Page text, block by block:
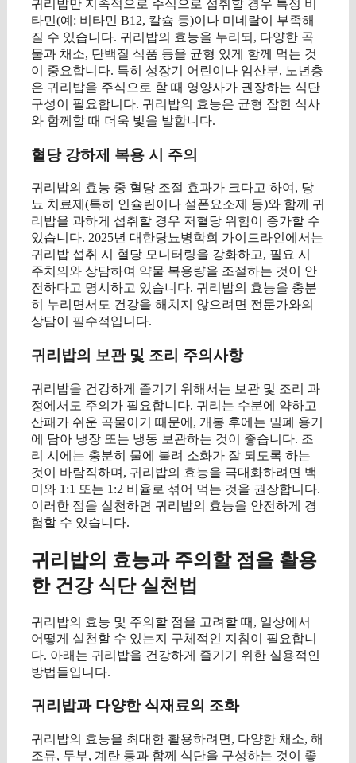
귀리밥만 지속적으로 주식으로 섭취할 경우 특정 비
타민(예: 비타민 B12, 칼슘 등)이나 미네랄이 부족해
질 수 있습니다. 귀리밥의 효능을 누리되, 다양한 곡
물과 채소, 단백질 식품 등을 균형 있게 함께 먹는 것
이 중요합니다. 특히 성장기 어린이나 임산부, 노년층
은 귀리밥을 주식으로 할 때 영양사가 권장하는 식단
구성이 필요합니다. 귀리밥의 효능은 균형 잡힌 식사
와 함께할 때 더욱 빛을 발합니다.
혈당 강하제 복용 시 주의
귀리밥의 효능 중 혈당 조절 효과가 크다고 하여, 당
뇨 치료제(특히 인슐린이나 설폰요소제 등)와 함께 귀
리밥을 과하게 섭취할 경우 저혈당 위험이 증가할 수
있습니다. 2025년 대한당뇨병학회 가이드라인에서는
귀리밥 섭취 시 혈당 모니터링을 강화하고, 필요 시
주치의와 상담하여 약물 복용량을 조절하는 것이 안
전하다고 명시하고 있습니다. 귀리밥의 효능을 충분
히 누리면서도 건강을 해치지 않으려면 전문가와의
상담이 필수적입니다.
귀리밥의 보관 및 조리 주의사항
귀리밥을 건강하게 즐기기 위해서는 보관 및 조리 과
정에서도 주의가 필요합니다. 귀리는 수분에 약하고
산패가 쉬운 곡물이기 때문에, 개봉 후에는 밀폐 용기
에 담아 냉장 또는 냉동 보관하는 것이 좋습니다. 조
리 시에는 충분히 물에 불려 소화가 잘 되도록 하는
것이 바람직하며, 귀리밥의 효능을 극대화하려면 백
미와 1:1 또는 1:2 비율로 섞어 먹는 것을 권장합니다.
이러한 점을 실천하면 귀리밥의 효능을 안전하게 경
험할 수 있습니다.
귀리밥의 효능과 주의할 점을 활용
한 건강 식단 실천법
귀리밥의 효능 및 주의할 점을 고려할 때, 일상에서
어떻게 실천할 수 있는지 구체적인 지침이 필요합니
다. 아래는 귀리밥을 건강하게 즐기기 위한 실용적인
방법들입니다.
귀리밥과 다양한 식재료의 조화
귀리밥의 효능을 최대한 활용하려면, 다양한 채소, 해
조류, 두부, 계란 등과 함께 식단을 구성하는 것이 좋